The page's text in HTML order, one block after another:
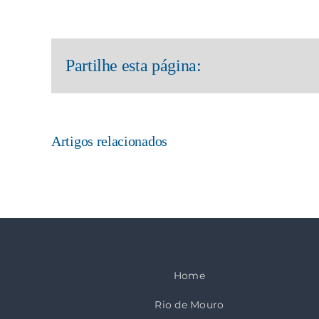
Partilhe esta página:
Artigos relacionados
Home
Rio de Mouro